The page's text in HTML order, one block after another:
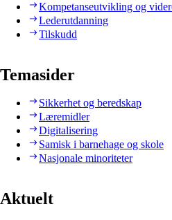
Kompetanseutvikling og
Lederutdanning
Tilskudd
Temasider
Sikkerhet og beredskap
Læremidler
Digitalisering
Samisk i barnehage og skole
Nasjonale minoriteter
Aktuelt